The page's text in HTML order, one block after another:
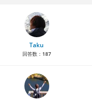
Taku
回答数： 187